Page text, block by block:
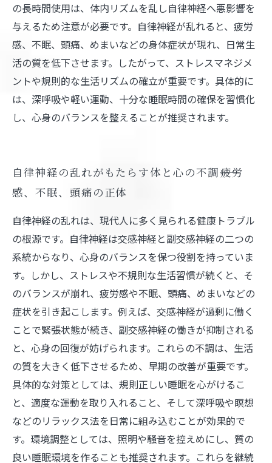
の長時間使用は、体内リズムを乱し自律神経へ悪影響を
与えるため注意が必要です。自律神経が乱れると、疲労
感、不眠、頭痛、めまいなどの身体症状が現れ、日常生
活の質を低下させます。したがって、ストレスマネジメ
ントや規則的な生活リズムの確立が重要です。具体的に
は、深呼吸や軽い運動、十分な睡眠時間の確保を習慣化
し、心身のバランスを整えることが推奨されます。
自律神経の乱れがもたらす体と心の不調――疲労
感、不眠、頭痛の正体
自律神経の乱れは、現代人に多く見られる健康トラブル
の根源です。自律神経は交感神経と副交感神経の二つの
系統からなり、心身のバランスを保つ役割を持っていま
す。しかし、ストレスや不規則な生活習慣が続くと、そ
のバランスが崩れ、疲労感や不眠、頭痛、めまいなどの
症状を引き起こします。例えば、交感神経が過剰に働く
ことで緊張状態が続き、副交感神経の働きが抑制される
と、心身の回復が妨げられます。これらの不調は、生活
の質を大きく低下させるため、早期の改善が重要です。
具体的な対策としては、規則正しい睡眠を心がけるこ
と、適度な運動を取り入れること、そして深呼吸や瞑想
などのリラックス法を日常に組み込むことが効果的で
す。環境調整としては、照明や騒音を控えめにし、質の
良い睡眠環境を作ることも推奨されます。これらを継続